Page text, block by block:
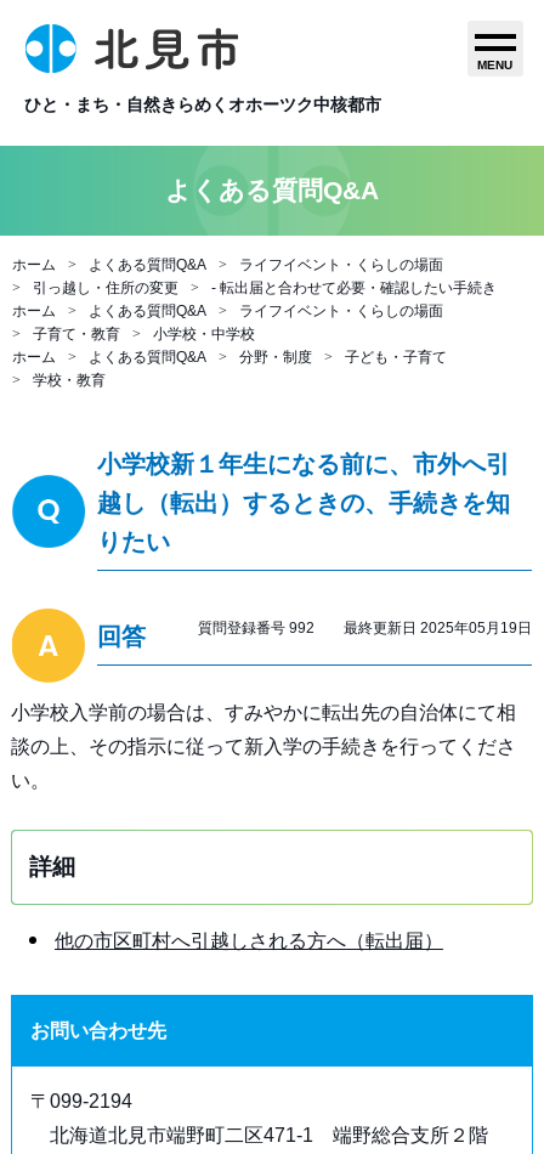
ひと・まち・自然きらめくオホーツク中核都市
MENU
よくある質問Q&A
ホーム よくある質問Q&A
ライフイベント・くらしの場面
引っ越し・住所の変更
- 転出届と合わせて必要・確認したい手続き
ホーム
よくある質問Q&A
ライフイベント・くらしの場面
子育て・教育
小学校・中学校
ホーム
よくある質問Q&A 分野・制度
子ども・子育て
学校・教育
小学校新１年生になる前に、市外へ引
越し（転出）するときの、手続きを知
りたい
回答 質問登録番号 992 最終更新日 2025年05月19日
小学校入学前の場合は、すみやかに転出先の自治体にて相
談の上、その指示に従って新入学の手続きを行ってくださ
い。
詳細
他の市区町村へ引越しされる方へ（転出届）
お問い合わせ先
〒099-2194
北海道北見市端野町二区471-1 端野総合支所２階